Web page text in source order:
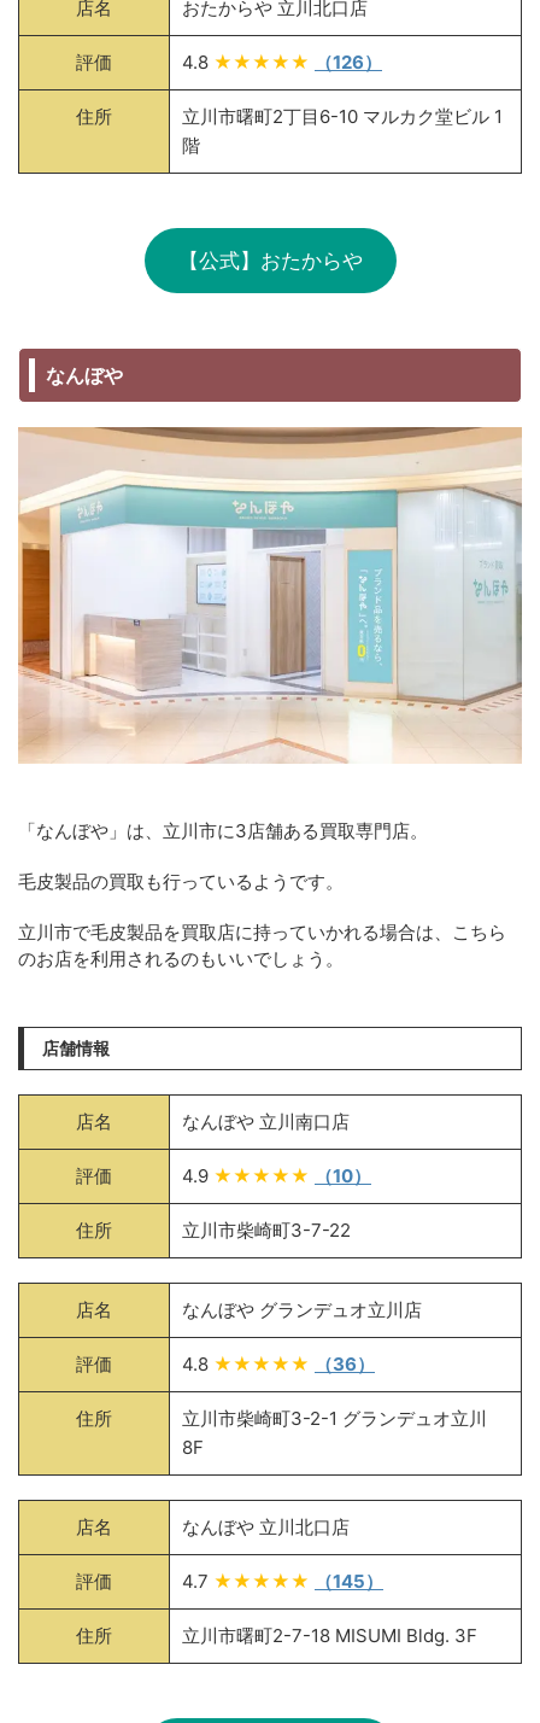
店名 おたからや 立川北口店
評価 4.8 ★★★★★ （126）
住所
立川市曙町2丁目6-10 マルカク堂ビル 1
階
【公式】おたからや
なんぼや
「なんぼや」は、立川市に3店舗ある買取専門店。
毛皮製品の買取も行っているようです。
立川市で毛皮製品を買取店に持っていかれる場合は、こちら
のお店を利用されるのもいいでしょう。
店舗情報
店名 なんぼや 立川南口店
評価 4.9 ★★★★★ （10）
住所 立川市柴崎町3-7-22
店名 なんぼや グランデュオ立川店
評価 4.8 ★★★★★ （36）
住所
立川市柴崎町3-2-1 グランデュオ立川
8F
店名 なんぼや 立川北口店
評価 4.7 ★★★★★ （145）
住所 立川市曙町2-7-18 MISUMI Bldg. 3F